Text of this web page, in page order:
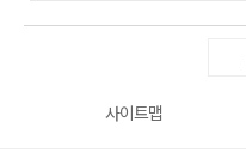
사이트맵